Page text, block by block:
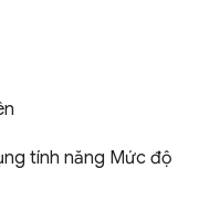
tính năng Mức độ